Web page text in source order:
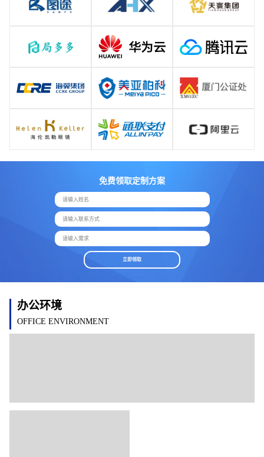
免费领取定制方案
请输入姓名
请输入联系方式
请输入需求
立即领取
办公环境
OFFICE ENVIRONMENT